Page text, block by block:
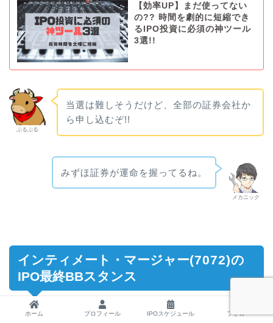
【効率UP】まだ使ってない
の?? 時間を劇的に短縮でき
るIPO投資に必須の神ツール
3選!!
ぶるぶる
当選は難しそうだけど、全部の証券会社か
ら申し込むぞ!!
メカニック
みずほ証券が運命を握ってるね。
インティメート・マージャー(7072)の
IPO最終BBスタンス
最後にインティメート・マージャー(7072) における最
ホーム プロフィール IPOスケジュール フォロー